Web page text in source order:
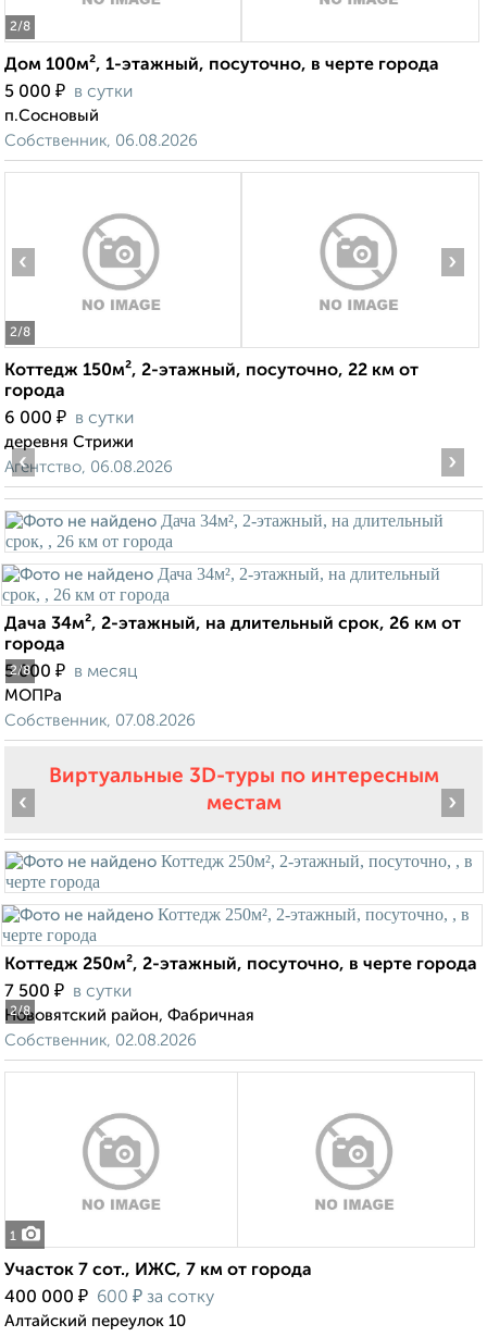
2/8
Дом 100м², 1-этажный, посуточно, в черте города
5 000 ₽ в сутки
п.Сосновый
Собственник, 06.08.2026
2/8
‹ ›
Коттедж 150м², 2-этажный, посуточно, 22 км от
города
6 000 ₽ в сутки
деревня Стрижи
Агентство, 06.08.2026
2/8
‹ ›
Дача 34м², 2-этажный, на длительный срок, 26 км от
города
5 000 ₽ в месяц
МОПРа
Собственник, 07.08.2026
Виртуальные 3D-туры по интересным
местам
2/8
‹ ›
Коттедж 250м², 2-этажный, посуточно, в черте города
7 500 ₽ в сутки
Нововятский район, Фабричная
Собственник, 02.08.2026
1
Участок 7 сот., ИЖС, 7 км от города
400 000 ₽ 600 ₽ за сотку
Алтайский переулок 10